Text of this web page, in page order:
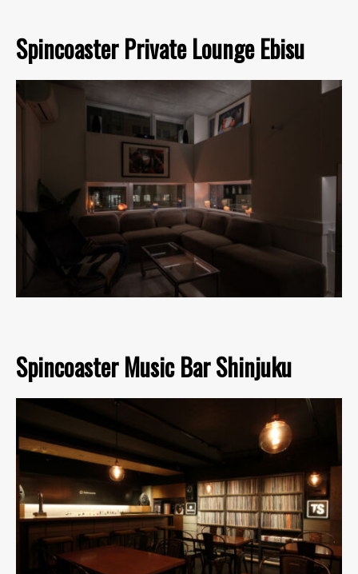
Spincoaster Private Lounge Ebisu
Spincoaster Music Bar Shinjuku